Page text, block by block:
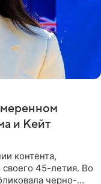
и Кейт
контента,
45-летия. Во
черно-